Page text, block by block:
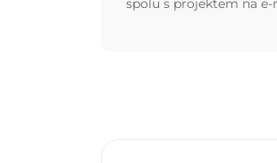
spolu s projektem na e-